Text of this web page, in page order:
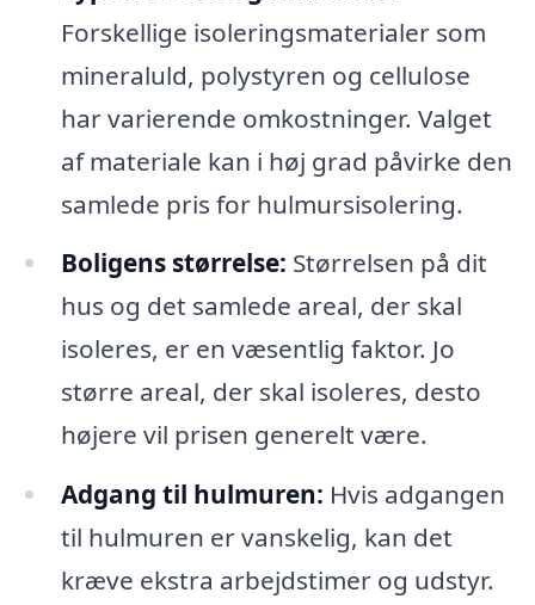
Forskellige isoleringsmaterialer som
mineraluld, polystyren og cellulose
har varierende omkostninger. Valget
af materiale kan i høj grad påvirke den
samlede pris for hulmursisolering.
Boligens størrelse: Størrelsen på dit
hus og det samlede areal, der skal
isoleres, er en væsentlig faktor. Jo
større areal, der skal isoleres, desto
højere vil prisen generelt være.
Adgang til hulmuren: Hvis adgangen
til hulmuren er vanskelig, kan det
kræve ekstra arbejdstimer og udstyr.